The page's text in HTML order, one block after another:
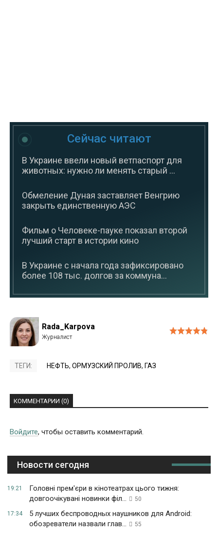
Сейчас читают
В Украине ввели новый ветпаспорт для
животных: нужно ли менять старый ...
Обмеление Дуная заставляет Венгрию
закрыть единственную АЭС
Фильм о Человеке-пауке показал второй
лучший старт в истории кино
В Украине с начала года зафиксировано
более 108 тыс. долгов за коммуна...
Rada_Karpova
ТЕГИ: НЕФТЬ, ОРМУЗСКИЙ ПРОЛИВ, ГАЗ
КОММЕНТАРИИ (0)
Войдите, чтобы оставить комментарий.
Новости сегодня
19:21
Головні прем'єри в кінотеатрах цього тижня:
довгоочікувані новинки філ...
50
17:34
5 лучших беспроводных наушников для Android:
обозреватели назвали глав...
55